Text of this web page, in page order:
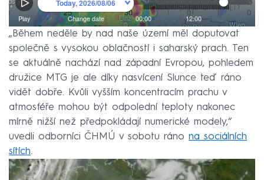
„Během neděle by nad naše území měl doputovat
společně s vysokou oblačností i saharský prach. Ten
se aktuálně nachází nad západní Evropou, pohledem
družice MTG je ale díky nasvícení Slunce teď ráno
vidět dobře. Kvůli vyšším koncentracím prachu v
atmosféře mohou být odpolední teploty nakonec
mírně nižší než předpokládají numerické modely,“
uvedli odborníci ČHMÚ v sobotu ráno na sociálních
sítích.